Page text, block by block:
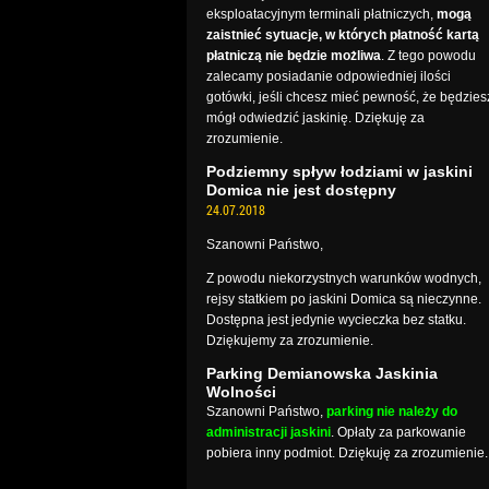
eksploatacyjnym terminali płatniczych, mogą
zaistnieć sytuacje, w których płatność kartą
płatniczą nie będzie możliwa. Z tego powodu
zalecamy posiadanie odpowiedniej ilości
gotówki, jeśli chcesz mieć pewność, że
mógł odwiedzić jaskinię. Dziękuję za
zrozumienie.
Podziemny spływ łodziami w jaskini
Domica nie jest dostępny
24.07.2018
Szanowni Państwo,
Z powodu niekorzystnych warunków wodnych,
rejsy statkiem po jaskini Domica są nieczynne.
Dostępna jest jedynie wycieczka bez statku.
Dziękujemy za zrozumienie.
Parking Demianowska Jaskinia
Wolności
Szanowni Państwo, parking nie należy do
administracji jaskini. Opłaty za parkowanie
pobiera inny podmiot. Dziękuję za zrozumienie.